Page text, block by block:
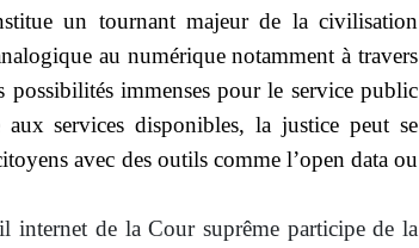
un tournant majeur de la civilisation
au numérique notamment à travers
possibilités immenses pour le service public
services disponibles, la justice peut se
avec des outils comme l’open data ou
internet de la Cour suprême participe de la